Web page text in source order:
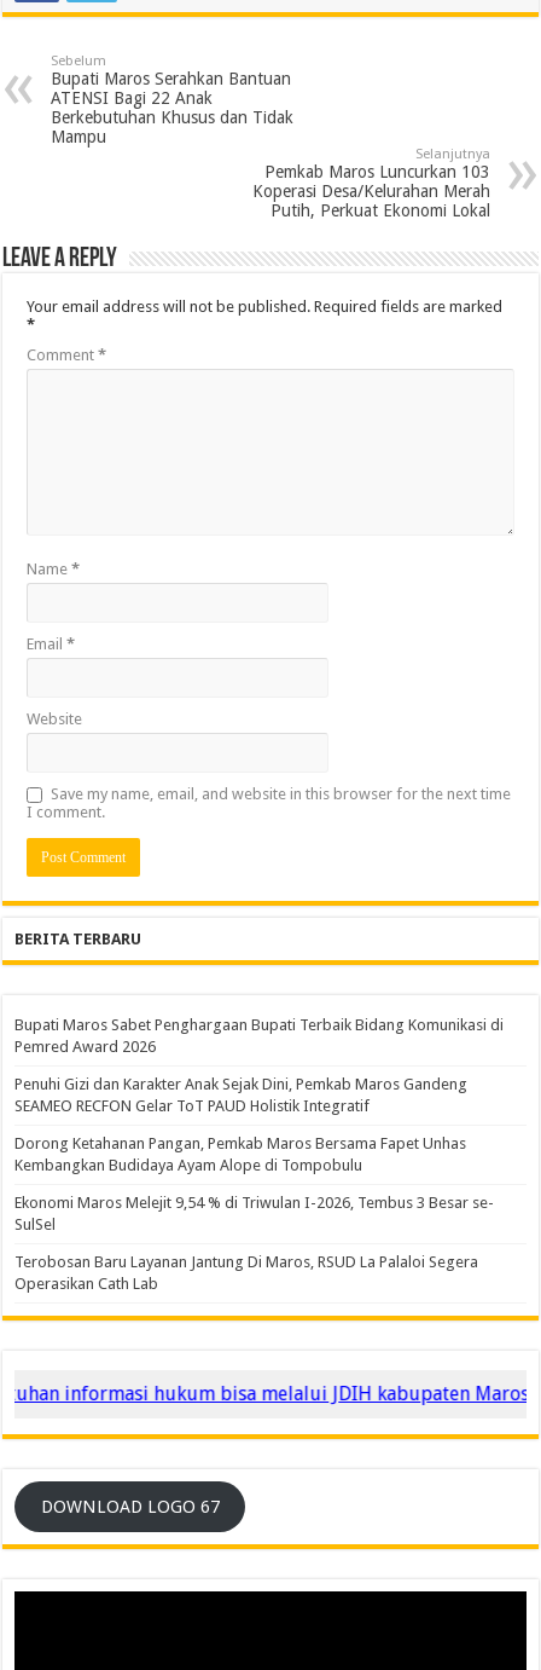
Sebelum
Bupati Maros Serahkan Bantuan
ATENSI Bagi 22 Anak
Berkebutuhan Khusus dan Tidak
Mampu
Selanjutnya
Pemkab Maros Luncurkan 103
Koperasi Desa/Kelurahan Merah
Putih, Perkuat Ekonomi Lokal
Leave a Reply
Your email address will not be published. Required fields are marked
*
Comment*
Name*
Email*
Website
Save my name, email, and website in this browser for the next time
I comment.
BERITA TERBARU
Bupati Maros Sabet Penghargaan Bupati Terbaik Bidang Komunikasi di
Pemred Award 2026
Penuhi Gizi dan Karakter Anak Sejak Dini, Pemkab Maros Gandeng
SEAMEO RECFON Gelar ToT PAUD Holistik Integratif
Dorong Ketahanan Pangan, Pemkab Maros Bersama Fapet Unhas
Kembangkan Budidaya Ayam Alope di Tompobulu
Ekonomi Maros Melejit 9,54 % di Triwulan I-2026, Tembus 3 Besar se-
SulSel
Terobosan Baru Layanan Jantung Di Maros, RSUD La Palaloi Segera
Operasikan Cath Lab
informasi hukum bisa melalui JDIH kabupaten Maros
DOWNLOAD LOGO 67